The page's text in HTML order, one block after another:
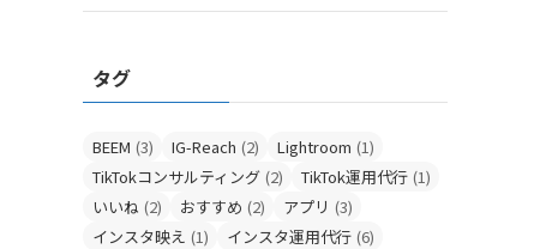
タグ
BEEM (3) IG-Reach (2) Lightroom (1)
TikTokコンサルティング (2) TikTok運用代行 (1)
いいね (2) おすすめ (2) アプリ (3)
インスタ映え (1) インスタ運用代行 (6)